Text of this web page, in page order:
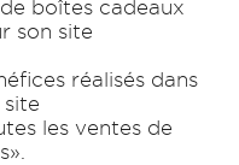
boîtes cadeaux
son site
réalisés dans
site
les ventes de